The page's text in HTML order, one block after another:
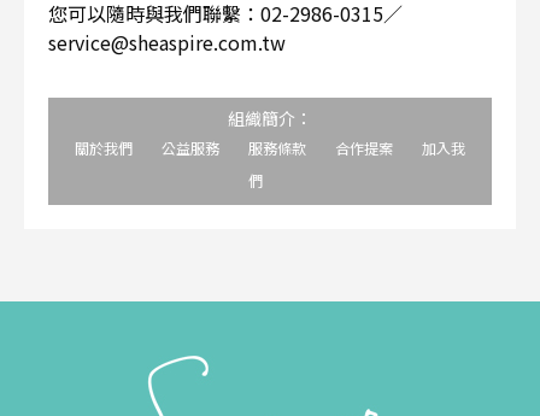
您可以隨時與我們聯繫：02-2986-0315／
service@sheaspire.com.tw
組織簡介：
關於我們 公益服務 服務條款 合作提案
加入我
們